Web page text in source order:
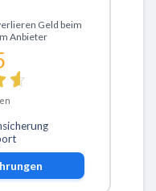
Geld beim
Anbieter